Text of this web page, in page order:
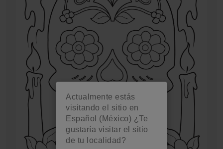
Actualmente estás
visitando el sitio en
Español (México) ¿Te
gustaría visitar el sitio
de tu localidad?